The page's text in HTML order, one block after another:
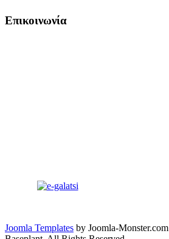
Επικοινωνία
Joomla Templates by Joomla-Monster.com